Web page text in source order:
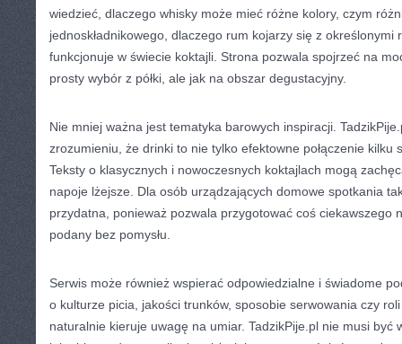
wiedzieć, dlaczego whisky może mieć różne kolory, czym
jednoskładnikowego, dlaczego rum kojarzy się z określonymi
funkcjonuje w świecie koktajli. Strona pozwala spojrzeć na
prosty wybór z półki, ale jak na obszar degustacyjny.
Nie mniej ważna jest tematyka barowych inspiracji.
zrozumieniu, że drinki to nie tylko efektowne połączenie kilku
Teksty o klasycznych i nowoczesnych koktajlach mogą
napoje lżejsze. Dla osób urządzających domowe spotkania
przydatna, ponieważ pozwala przygotować coś ciekawszego
podany bez pomysłu.
Serwis może również wspierać odpowiedzialne i świadome
o kulturze picia, jakości trunków, sposobie serwowania czy
naturalnie kieruje uwagę na umiar. TadzikPije.pl nie musi być